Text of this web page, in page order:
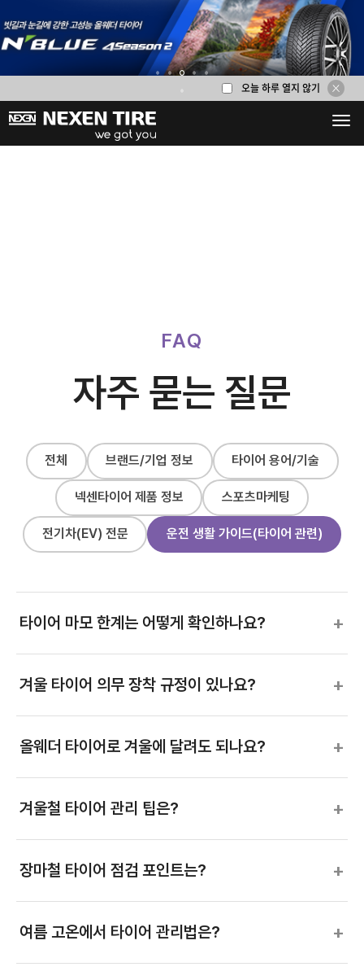
5
오늘 하루 열지 않기
FAQ
자주 묻는 질문
전체 브랜드/기업 정보 타이어 용어/기술
넥센타이어 제품 정보 스포츠마케팅
전기차(EV) 전문 운전 생활 가이드(타이어 관련)
타이어 마모 한계는 어떻게 확인하나요? +
겨울 타이어 의무 장착 규정이 있나요? +
올웨더 타이어로 겨울에 달려도 되나요? +
겨울철 타이어 관리 팁은? +
장마철 타이어 점검 포인트는? +
여름 고온에서 타이어 관리법은? +